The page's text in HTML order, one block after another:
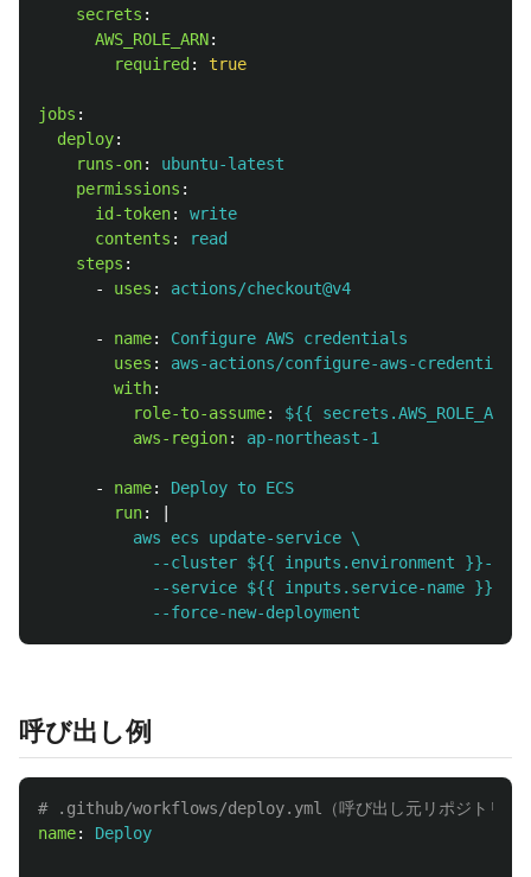
secrets :
AWS_ROLE_ARN:
required : true
jobs :
deploy:
runs-on:
ubuntu-latest
permissions :
id-token:
write
contents :
read
steps :
-
uses : actions/checkout@v4
- name:
Configure AWS credentials
uses :
aws-actions/configure-aws-
with:
role-to-assume:
${{ secrets.AWS_ROLE_ARN
aws-region: ap-northeast-1
- name:
Deploy to ECS
run:
aws ecs update-service \
--cluster ${{ inputs.environment }}-
--service ${{ inputs.service-name }} \
--force-new-deployment
呼び出し例
# .github/workflows/deploy.yml（呼び出し元リポジトリ）
name: Deploy